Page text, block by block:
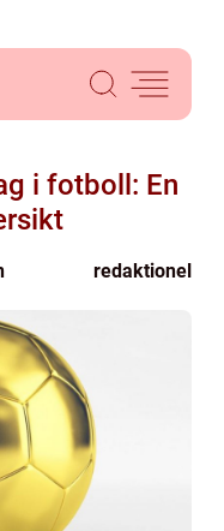
i fotboll: En
redaktionel